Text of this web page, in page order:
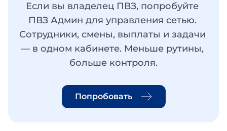
Если вы владелец ПВЗ, попробуйте
ПВЗ Админ для управления сетью.
Сотрудники, смены, выплаты и задачи
— в одном кабинете. Меньше рутины,
больше контроля.
Попробовать